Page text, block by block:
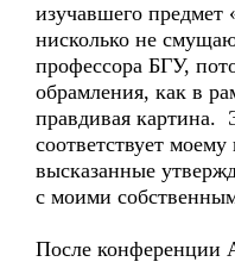
изучавшего предмет
нисколько не
профессора БГУ,
обрамления, как в
правдивая картина.
соответствует
высказанные
с моими
После конференции